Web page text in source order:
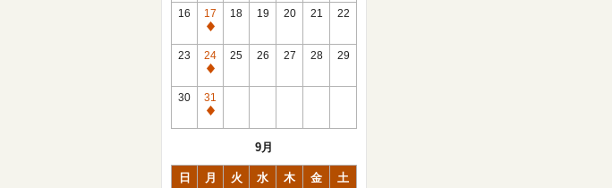
館
日
16
17
休
館
日
18 19 20 21 22
23
24
休
館
日
25 26 27 28 29
30
31
休
9月
日 月 火 水 木 金 土